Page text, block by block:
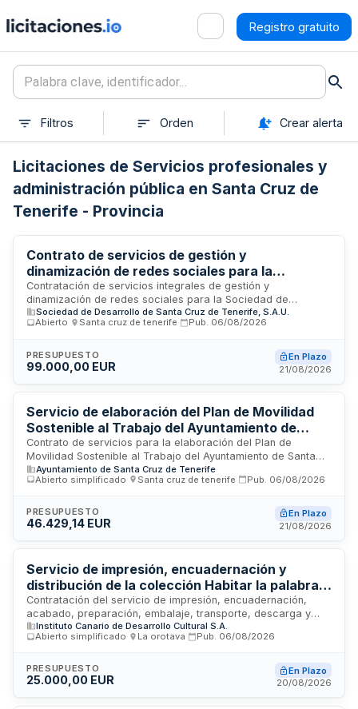
Registro gratuito
Filtros Orden Crear alerta
Licitaciones de Servicios profesionales y
administración pública en Santa Cruz de
Tenerife - Provincia
Contrato de servicios de gestión y
dinamización de redes sociales para la
Sociedad de Desarrollo de Santa Cruz de
Tenerife
Contratación de servicios integrales de gestión y
dinamización de redes sociales para la Sociedad de
Desarrollo de Santa Cruz de Tenerife. El servicio incluye la
generación de contenidos, análisis, evaluación y
Los objetivos comprenden impulsar las redes de la entidad,
reforzar el posicionamiento de Santa Cruz como destino
digital a ciudadanía y visitantes, y optimizar el rendimiento de
inversiones publicitarias mediante campañas segmentadas y
medición objetiva de resultados.
Sociedad de Desarrollo de Santa Cruz de Tenerife, S.A.U.
Abierto
Santa cruz de tenerife Pub. 06/08/2026
PRESUPUESTO
99.000,00 EUR
En Plazo
21/08/2026
Servicio de elaboración del Plan de Movilidad
Sostenible al Trabajo del Ayuntamiento de
Santa Cruz de Tenerife
Contrato de servicios para la elaboración del Plan de
Movilidad Sostenible al Trabajo del Ayuntamiento de Santa
Cruz de Tenerife, en cumplimiento de la Ley 9/2025 de
Movilidad Sostenible. El servicio incluye análisis de sistemas
accesibilidad universal y seguridad vial urbana. El contratista
debe disponer de equipo multidisciplinar con experiencia en
desplazamientos, accesibilidad y seguridad vial.
Ayuntamiento de Santa Cruz de Tenerife
Abierto simplificado
Santa cruz de tenerife Pub. 06/08/2026
PRESUPUESTO
46.429,14 EUR
En Plazo
21/08/2026
Servicio de impresión, encuadernación y
distribución de la colección Habitar la palabra
del Instituto Canario de Desarrollo Cultural
Contratación del servicio de impresión, encuadernación,
acabado, preparación, embalaje, transporte, descarga y
entrega de la colección completa Habitar la palabra de Félix
Hormiga, gestionado por el Instituto Canario de Desarrollo
de todas las fases de producción gráfica, desde la
impresión hasta la distribución final de las obras, requiriendo
Instituto Canario de Desarrollo Cultural S.A.
Abierto simplificado
La orotava Pub. 06/08/2026
PRESUPUESTO
25.000,00 EUR
En Plazo
20/08/2026